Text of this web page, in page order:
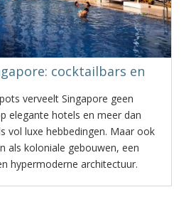
cocktailbars en
verveelt Singapore geen
elegante hotels en meer dan
vol luxe hebbedingen. Maar ook
als koloniale gebouwen, een
hypermoderne architectuur.